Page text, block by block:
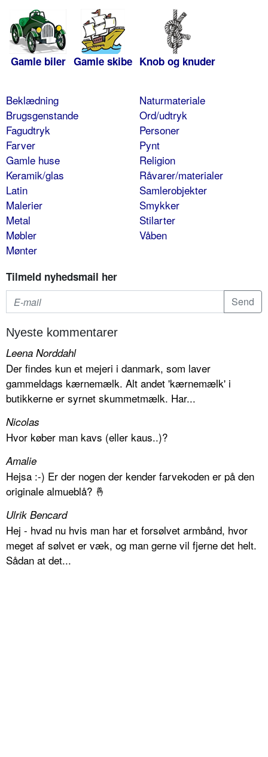
Gamle biler Gamle skibe Knob og knuder
Beklædning
Brugsgenstande
Fagudtryk
Farver
Gamle huse
Keramik/glas
Latin
Malerier
Metal
Møbler
Mønter
Naturmateriale
Ord/udtryk
Personer
Pynt
Religion
Råvarer/materialer
Samlerobjekter
Smykker
Stilarter
Våben
Tilmeld nyhedsmail her
Nyeste kommentarer
Leena Norddahl
Der findes kun et mejeri i danmark, som laver
gammeldags kærnemælk. Alt andet 'kærnemælk' i
butikkerne er syrnet skummetmælk. Har...
Nicolas
Hvor køber man kavs (eller kaus..)?
Amalie
Hejsa :-) Er der nogen der kender farvekoden er på den
originale almueblå? 🤞
Ulrik Bencard
Hej - hvad nu hvis man har et forsølvet armbånd, hvor
meget af sølvet er væk, og man gerne vil fjerne det helt.
Sådan at det...